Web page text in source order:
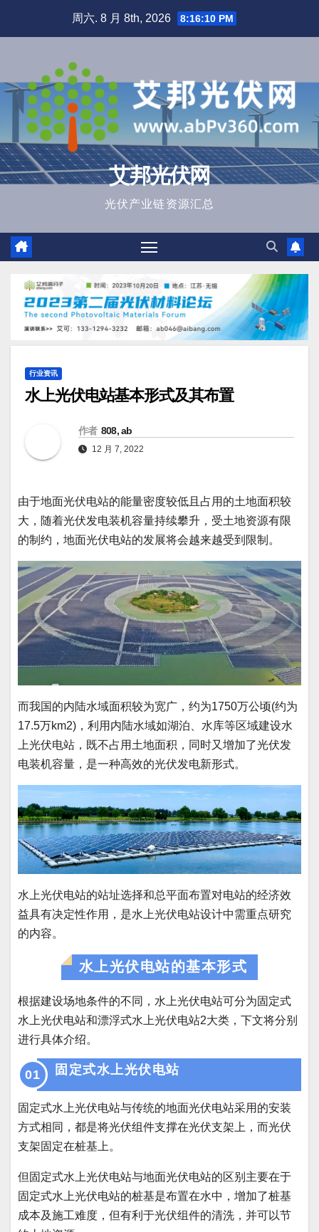
周六. 8 月 8th, 2026 8:16:12 PM
艾邦光伏网
光伏产业链资源汇总
行业资讯
水上光伏电站基本形式及其布置
作者 808, ab
12 月 7, 2022
由于地面光伏电站的能量密度较低且占用的土地面积较
大，随着光伏发电装机容量持续攀升，受土地资源有限
的制约，地面光伏电站的发展将会越来越受到限制。
而我国的内陆水域面积较为宽广，约为1750万公顷(约为
17.5万km2)，利用内陆水域如湖泊、水库等区域建设水
上光伏电站，既不占用土地面积，同时又增加了光伏发
电装机容量，是一种高效的光伏发电新形式。
水上光伏电站的站址选择和总平面布置对电站的经济效
益具有决定性作用，是水上光伏电站设计中需重点研究
的内容。
水上光伏电站的基本形式
根据建设场地条件的不同，水上光伏电站可分为固定式
水上光伏电站和漂浮式水上光伏电站2大类，下文将分别
进行具体介绍。
01 固定式水上光伏电站
固定式水上光伏电站与传统的地面光伏电站采用的安装
方式相同，都是将光伏组件支撑在光伏支架上，而光伏
支架固定在桩基上。
但固定式水上光伏电站与地面光伏电站的区别主要在于
固定式水上光伏电站的桩基是布置在水中，增加了桩基
成本及施工难度，但有利于光伏组件的清洗，并可以节